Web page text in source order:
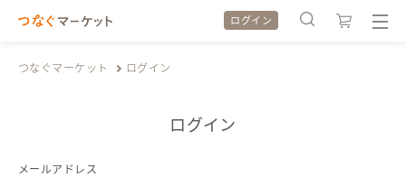
ログイン
つなぐマーケット ログイン
ログイン
メールアドレス